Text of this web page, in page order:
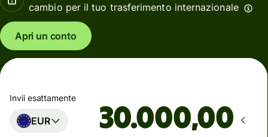
cambio per il tuo trasferimento internazionale
Apri un conto
Invii esattamente
EUR ,00